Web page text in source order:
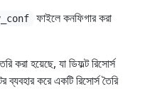
ফাইলে কনফিগার করা
করা হয়েছে, যা ডিফল্ট রিসোর্স
ব্যবহার করে একটি রিসোর্স তৈরি